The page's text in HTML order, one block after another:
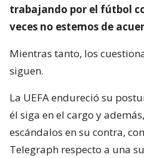
trabajando por el fútbol
veces no estemos de
Mientras tanto, los
siguen.
La UEFA endureció su
él siga en el cargo y
escándalos en su contra,
Telegraph respecto a una